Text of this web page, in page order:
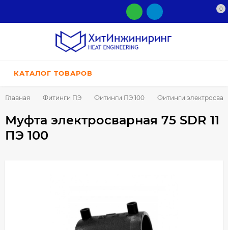
0
КАТАЛОГ ТОВАРОВ
Главная Фитинги ПЭ Фитинги ПЭ 100 Фитинги
Муфта электросварная 75 SDR 11
ПЭ 100